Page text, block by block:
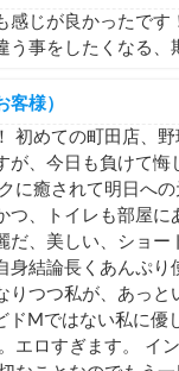
感じが良かったで
う事をしたくなる、
客様）
初めての町田店、
が、今日も負けて
に癒されて明日へ
つ、トイレも部屋
だ、美しい、ショ
身結論長くあんぷ
りつつ私が、あっ
ドMではない私に優
エロすぎます。 イ